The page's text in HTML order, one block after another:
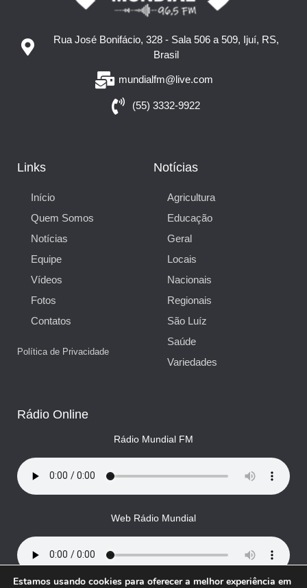
Rua José Bonifácio, 328 - Sala 506 a 509, Ijuí, RS,
Brasil
mundialfm@live.com
(55) 3332-9922
Links
Início
Quem Somos
Notícias
Equipe
Vídeos
Fotos
Contatos
Política de Privacidade
Notícias
Agricultura
Educação
Geral
Locais
Nacionais
Regionais
São Luíz
Saúde
Variedades
Rádio Online
Rádio Mundial FM
Web Rádio Mundial
Estamos usando cookies para oferecer a melhor experiência em